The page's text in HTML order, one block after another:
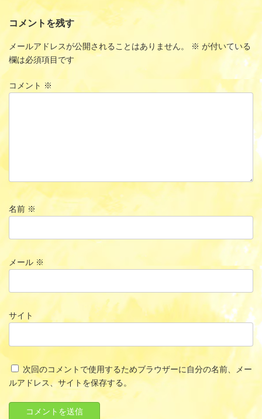
コメントを残す
メールアドレスが公開されることはありません。 ※ が付いている
欄は必須項目です
コメント ※
名前 ※
メール ※
サイト
次回のコメントで使用するためブラウザーに自分の名前、メー
ルアドレス、サイトを保存する。